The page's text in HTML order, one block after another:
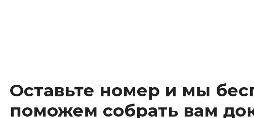
Оставьте номер и мы
поможем собрать вам